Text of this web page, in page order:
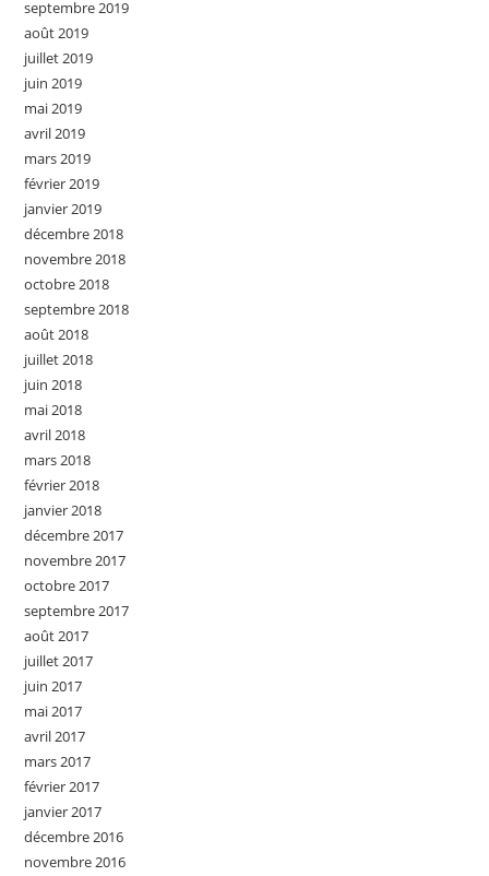
septembre 2019
août 2019
juillet 2019
juin 2019
mai 2019
avril 2019
mars 2019
février 2019
janvier 2019
décembre 2018
novembre 2018
octobre 2018
septembre 2018
août 2018
juillet 2018
juin 2018
mai 2018
avril 2018
mars 2018
février 2018
janvier 2018
décembre 2017
novembre 2017
octobre 2017
septembre 2017
août 2017
juillet 2017
juin 2017
mai 2017
avril 2017
mars 2017
février 2017
janvier 2017
décembre 2016
novembre 2016